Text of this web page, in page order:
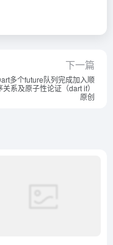
下一篇
多个future队列完成加入顺
关系及原子性论证（dart if）
原创